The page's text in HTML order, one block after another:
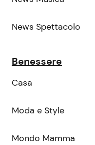
News Spettacolo
Benessere
Casa
Moda e Style
Mondo Mamma